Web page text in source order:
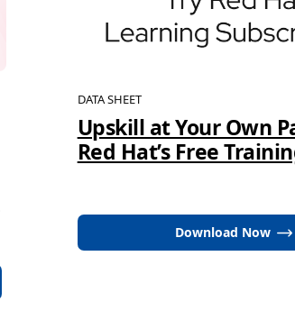
DATA SHEET
Upskill at Your Own
Red Hat’s Free
Download Now